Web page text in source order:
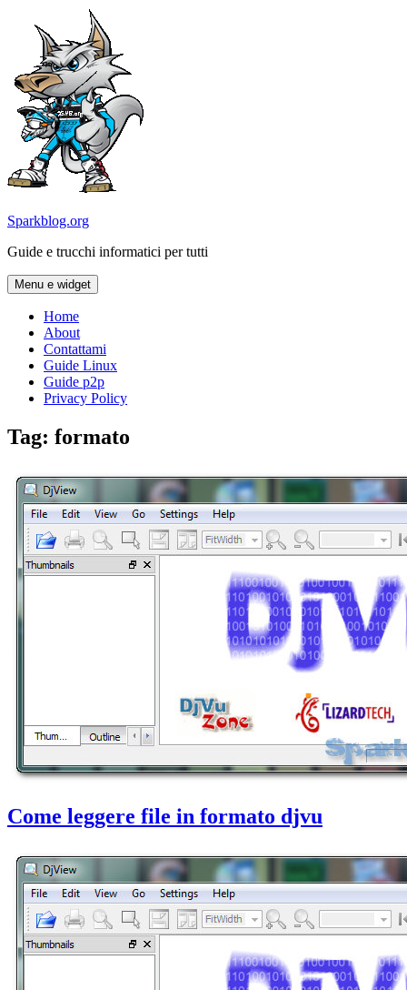
contenuto
Sparkblog.org
Guide e trucchi informatici per tutti
Menu e widget
Home
About
Contattami
Guide Linux
Guide p2p
Privacy Policy
Tag: formato
Come leggere file in formato djvu